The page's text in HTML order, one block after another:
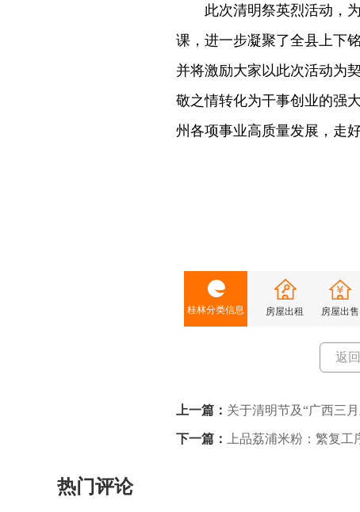
此次清明祭英烈活动，为
课，进一步凝聚了全县上下
并将激励大家以此次活动为
敬之情转化为干事创业的强
州各项事业高质量发展，走
桂林分类信息 房屋出租 房屋出售
返
上一篇： 关于清明节及“广西三
下一篇： 上品荔浦米粉：繁复
热门评论